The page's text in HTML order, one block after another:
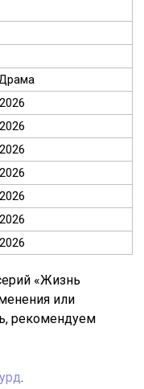
«Жизнь
или
рекомендуем
.